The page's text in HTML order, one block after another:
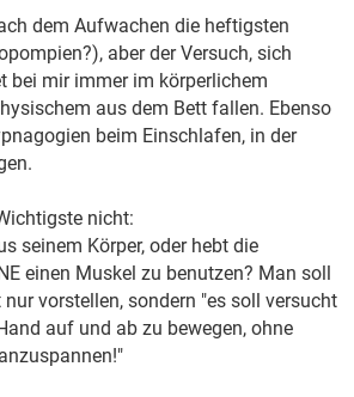
dem Aufwachen die heftigsten
aber der Versuch, sich
bei mir immer im körperlichem
aus dem Bett fallen. Ebenso
beim Einschlafen, in der
nicht:
seinem Körper, oder hebt die
einen Muskel zu benutzen? Man soll
vorstellen, sondern "es soll versucht
auf und ab zu bewegen, ohne